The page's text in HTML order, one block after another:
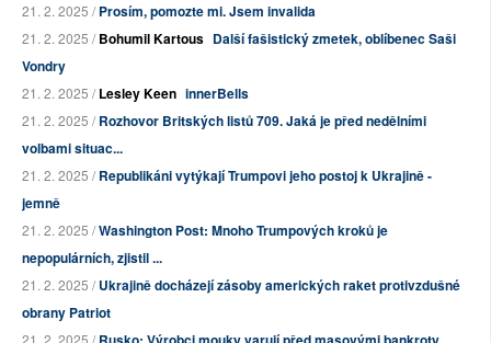
21. 2. 2025 /Prosím, pomozte mi. Jsem invalida
21. 2. 2025 /Bohumil Kartous Další fašistický zmetek, oblíbenec Saši
Vondry
21. 2. 2025 /Lesley Keen innerBells
21. 2. 2025 /Rozhovor Britských listů 709. Jaká je před nedělními
volbami situac...
21. 2. 2025 /Republikáni vytýkají Trumpovi jeho postoj k Ukrajině -
jemně
21. 2. 2025 /Washington Post: Mnoho Trumpových kroků je
nepopulárních, zjistil ...
21. 2. 2025 /Ukrajině docházejí zásoby amerických raket protivzdušné
obrany Patriot